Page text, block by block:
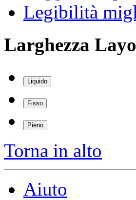
Legibilità
Larghezza
Liquido
Fisso
Pieno
Torna in alto
Aiuto